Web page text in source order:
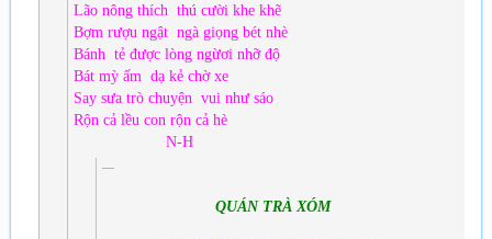
Lão nông thích thú cười khe khẽ
Bợm rượu ngật ngà giọng bét nhè
Bánh tẻ được lòng ngừơi nhỡ độ
Bát mỳ ấm dạ kẻ chờ xe
Say sưa trò chuyện vui như sáo
Rộn cả lều con rộn cả hè
N-H
QUÁN TRÀ XÓM